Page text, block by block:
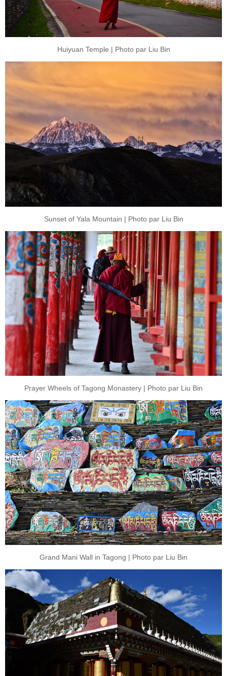
Huiyuan Temple | Photo par Liu Bin
Sunset of Yala Mountain | Photo par Liu Bin
Prayer Wheels of Tagong Monastery | Photo par Liu Bin
Grand Mani Wall in Tagong | Photo par Liu Bin